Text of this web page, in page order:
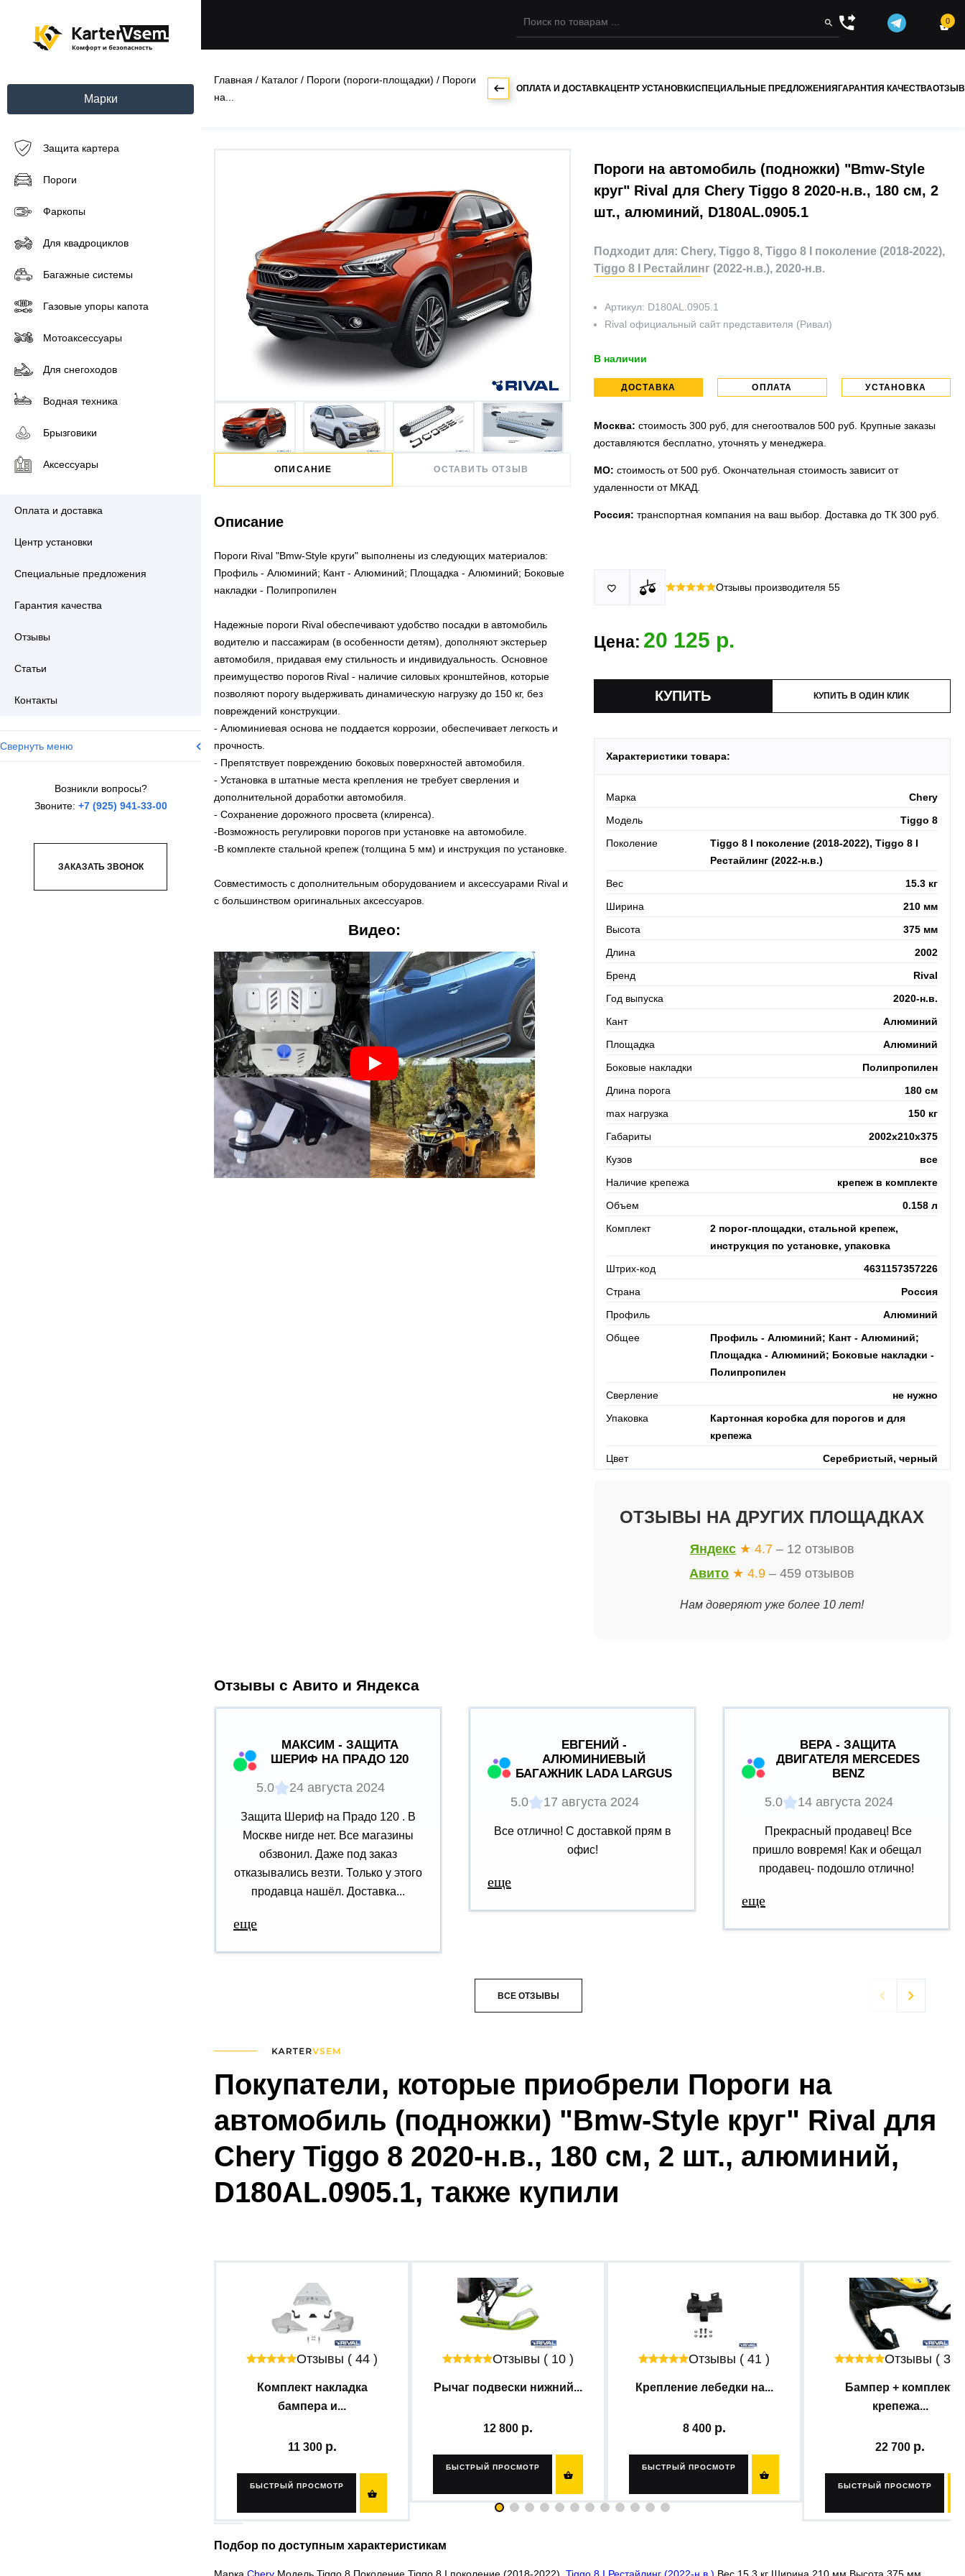
Марки
Защита картера
Пороги
Фаркопы
Для квадроциклов
Багажные системы
Газовые упоры капота
Мотоаксессуары
Для снегоходов
Водная техника
Брызговики
Аксессуары
Оплата и доставка
Центр установки
Специальные предложения
Гарантия качества
Отзывы
Статьи
Контакты
Свернуть меню
Возникли вопросы?
Звоните: +7 (925) 941-33-00
ЗАКАЗАТЬ ЗВОНОК
 
0
Главная / Каталог / Пороги (пороги-площадки) / Пороги
на...
ОПЛАТА И ДОСТАВКАЦЕНТР УСТАНОВКИСПЕЦИАЛЬНЫЕ ПРЕДЛОЖЕНИЯГАРАНТИЯ КАЧЕСТВА
ОПИСАНИЕ
Описание
Пороги Rival "Bmw-Style круги" выполнены из следующих материалов:
Профиль - Алюминий; Кант - Алюминий; Площадка - Алюминий; Боковые
накладки - Полипропилен
Надежные пороги Rival обеспечивают удобство посадки в автомобиль
водителю и пассажирам (в особенности детям), дополняют экстерьер
автомобиля, придавая ему стильность и индивидуальность. Основное
преимущество порогов Rival - наличие силовых кронштейнов, которые
позволяют порогу выдерживать динамическую нагрузку до 150 кг, без
повреждений конструкции.
- Алюминиевая основа не поддается коррозии, обеспечивает легкость и
прочность.
- Препятствует повреждению боковых поверхностей автомобиля.
- Установка в штатные места крепления не требует сверления и
дополнительной доработки автомобиля.
- Сохранение дорожного просвета (клиренса).
-Возможность регулировки порогов при установке на автомобиле.
-В комплекте стальной крепеж (толщина 5 мм) и инструкция по установке.
Совместимость с дополнительным оборудованием и аксессуарами Rival и
с большинством оригинальных аксессуаров.
Видео:
ОСТАВИТЬ ОТЗЫВ
Пороги на автомобиль (подножки) "Bmw-Style
круг" Rival для Chery Tiggo 8 2020-н.в., 180 см, 2
шт., алюминий, D180AL.0905.1
Подходит для: Chery, Tiggo 8, Tiggo 8 I поколение (2018-2022),
Tiggo 8 I Рестайлинг (2022-н.в.), 2020-н.в.
Артикул: D180AL.0905.1
Rival официальный сайт представителя (Ривал)
В наличии
ДОСТАВКА ОПЛАТА УСТАНОВКА
Москва: стоимость 300 руб, для снегоотвалов 500 руб. Крупные заказы
доставляются бесплатно, уточнять у менеджера.
МО: стоимость от 500 руб. Окончательная стоимость зависит от
удаленности от МКАД.
Россия: транспортная компания на ваш выбор. Доставка до ТК 300 руб.
юридических лиц можно оплатить по счету.
проверить товар.
п.Немчиновка, ул.Московская д 7.
Действует акция: скидка 25%
 Отзывы производителя 55
Цена: 20 125
КУПИТЬ В ОДИН КЛИК
Характеристики товара:
Марка
Chery
Модель
Tiggo 8
Поколение
Tiggo 8 I поколение (2018-2022), Tiggo 8 I
Рестайлинг (2022-н.в.)
Вес
15.3 кг
Ширина
210 мм
Высота
375 мм
Длина
2002
Бренд
Rival
Год выпуска
2020-н.в.
Кант
Алюминий
Площадка
Алюминий
Боковые накладки
Полипропилен
Длина порога
180 см
max нагрузка
150 кг
Габариты
2002x210x375
Кузов
все
Наличие крепежа
крепеж в комплекте
Объем
0.158 л
Комплект
2 порог-площадки, стальной крепеж,
инструкция по установке, упаковка
Штрих-код
4631157357226
Страна
Россия
Профиль
Алюминий
Общее
Профиль - Алюминий; Кант - Алюминий;
Площадка - Алюминий; Боковые накладки -
Полипропилен
Сверление
не нужно
Упаковка
Картонная коробка для порогов и для
крепежа
Цвет
Серебристый, черный
ОТЗЫВЫ НА ДРУГИХ ПЛОЩАДКАХ
Яндекс ★ 4.7 – 12 отзывов
Авито ★ 4.9 – 459 отзывов
Нам доверяют уже более 10 лет!
Отзывы с Авито и Яндекса
МАКСИМ - ЗАЩИТА
ШЕРИФ НА ПРАДО 120
5.0 24 августа 2024
Защита Шериф на Прадо 120 . В
Москве нигде нет. Все магазины
обзвонил. Даже под заказ
отказывались везти. Только у этого
продавца нашёл. Доставка...
еще
ЕВГЕНИЙ -
АЛЮМИНИЕВЫЙ
БАГАЖНИК LADA LARGUS
5.0 17 августа 2024
Все отлично! С доставкой прям в
офис!
еще
ВЕРА - ЗАЩИТА
ДВИГАТЕЛЯ MERCEDES
BENZ
5.0 14 августа 2024
Прекрасный продавец! Все
пришло вовремя! Как и обещал
продавец- подошло отлично!
еще
ВСЕ ОТЗЫВЫ  
Покупатели, которые приобрели Пороги на
автомобиль (подножки) "Bmw-Style круг" Rival для
Chery Tiggo 8 2020-н.в., 180 см, 2 шт., алюминий,
D180AL.0905.1, также купили
Отзывы ( 44 )
Комплект накладка
бампера и...
11 300
БЫСТРЫЙ ПРОСМОТР

Отзывы ( 10 )
Рычаг подвески нижний...
12 800
БЫСТРЫЙ ПРОСМОТР

Отзывы ( 41 )
Крепление лебедки на...
8 400
БЫСТРЫЙ ПРОСМОТР

Отзывы ( 38 )
Бампер + комплект
крепежа...
22 700
БЫСТРЫЙ ПРОСМОТР
Подбор по доступным характеристикам